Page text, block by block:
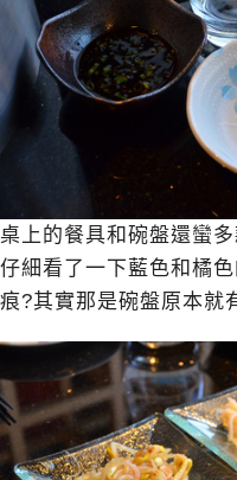
桌上的餐具和碗盤還蠻
仔細看了一下藍色和橘
痕?其實那是碗盤原本就